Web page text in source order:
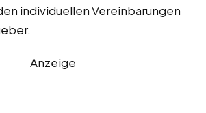
individuellen Vereinbarungen
Anzeige